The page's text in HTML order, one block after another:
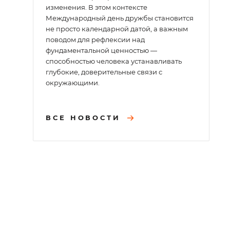
изменения. В этом контексте
Международный день дружбы становится
не просто календарной датой, а важным
поводом для рефлексии над
фундаментальной ценностью —
способностью человека устанавливать
глубокие, доверительные связи с
окружающими.
ВСЕ НОВОСТИ